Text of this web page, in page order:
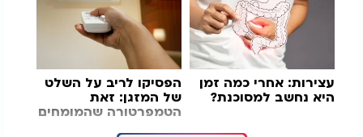
עצירות: אחרי כמה זמן
היא נחשב למסוכנת?
הפסיקו לריב על השלט
של המזגן: זאת
הטמפרטורה שהמומחים